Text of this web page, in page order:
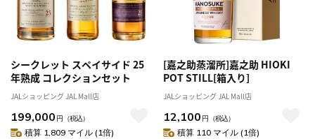
シークレット スペイサイド 25
年熟成 コレクションセット
JALショッピング JAL Mall店
199,000 円 （税込）
積算 1,809 マイル (1倍)
[嘉之助蒸溜所]嘉之助 HIOKI
POT STILL[箱入り]
JALショッピング JAL Mall店
12,100 円 （税込）
積算 110 マイル (1倍)